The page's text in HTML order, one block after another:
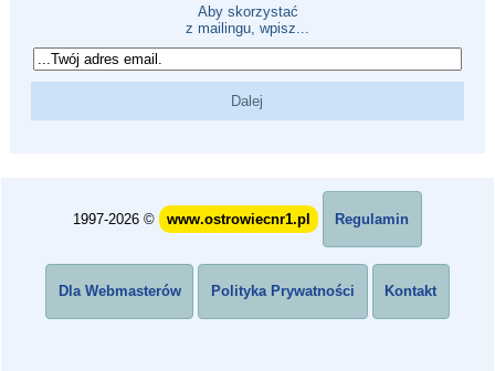
Aby skorzystać
z mailingu, wpisz...
1997-2026 © www.ostrowiecnr1.pl Regulamin
Dla Webmasterów Polityka Prywatności Kontakt